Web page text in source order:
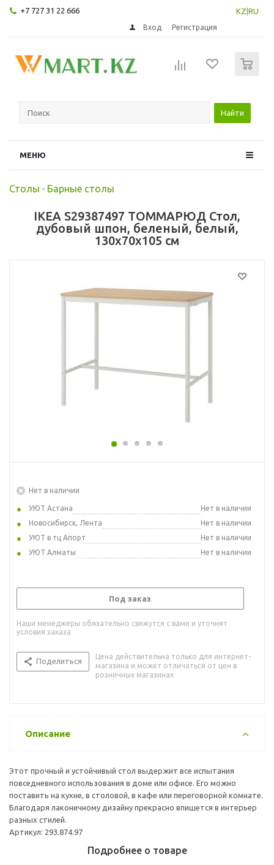
+7 727 31 22 666 KZ RU
Вход Регистрация
Найти
МЕНЮ
Столы - Барные столы
IKEA S29387497 ТОММАРЮД Стол,
дубовый шпон, беленый, белый,
130x70x105 см
Нет в наличии
УЮТ Астана
Нет в наличии
Новосибирск, Лента
Нет в наличии
УЮТ в тц Апорт
Нет в наличии
УЮТ Алматы
Нет в наличии
Под заказ
Наши менеджеры обязательно свяжутся с вами и уточнят
условия заказа
Поделиться
Цена действительна только для интернет-
магазина и может отличаться от цен в
розничных магазинах
Описание
Этот прочный и устойчивый стол выдержит все испытания
повседневного использования в доме или офисе. Его можно
поставить на кухне, в столовой, в кафе или переговорной комнате.
Благодаря лаконичному дизайну прекрасно впишется в интерьер
разных стилей.
Артикул: 293.874.97
Подробнее о товаре